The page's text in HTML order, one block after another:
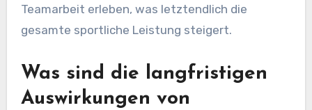
Teamarbeit erleben, was letztendlich die
gesamte sportliche Leistung steigert.
Was sind die langfristigen
Auswirkungen von